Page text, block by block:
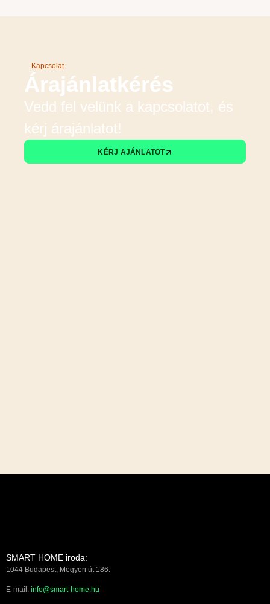
Kapcsolat
Árajánlatkérés
Vedd fel velünk a kapcsolatot, és
kérj árajánlatot!
KÉRJ AJÁNLATOT
SMART HOME iroda:
1044 Budapest, Megyeri út 186.
E-mail: info@smart-home.hu